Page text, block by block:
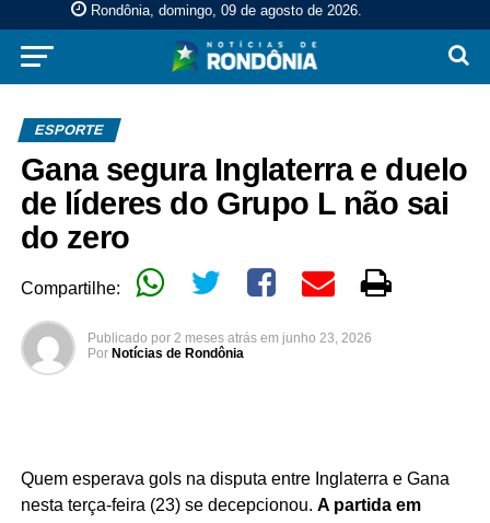
Rondônia, domingo, 09 de agosto de 2026.
ESPORTE
Gana segura Inglaterra e duelo
de líderes do Grupo L não sai
do zero
Compartilhe:
Publicado por 2 meses atrás em junho 23, 2026
Por Notícias de Rondônia
Quem esperava gols na disputa entre Inglaterra e Gana
nesta terça-feira (23) se decepcionou. A partida em